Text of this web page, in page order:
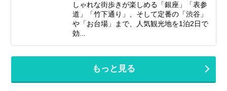
しゃれな街歩きが楽しめる「銀座」「表参
道」「竹下通り」、そして定番の「渋谷」
や「お台場」まで、人気観光地を1泊2日で
効...
もっと見る